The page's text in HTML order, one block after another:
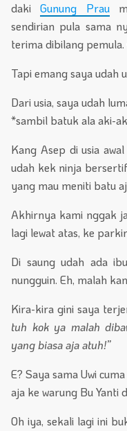
dakiGunung Prau
sendirian pula sama
terima dibilang pemula.
Tapi emang saya udah
Dari usia, saya udah
*sambil batuk ala aki-
Kang Asep di usia
udah kek ninja
yang mau meniti batu
Akhirnya kami nggak
lagi lewat atas, ke
Di saung udah ada
nungguin. Eh, malah
Kira-kira gini saya
tuh kok ya malah
yang biasa aja atuh!”
E? Saya sama Uwi
aja ke warung Bu Yanti
Oh iya, sekali lagi ini